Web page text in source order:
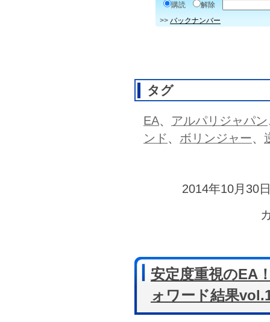
購読
解除
>> バックナンバー
タグ
EA、 アルパリジャパン
ンド 、 ボリンジャー、
2014年10月30
安定度重視のEA
ォワード結果